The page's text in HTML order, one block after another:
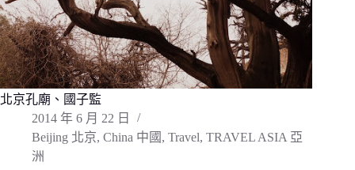
北京孔廟、國子監
2014 年 6 月 22 日
Beijing 北京, China 中國 , Travel, TRAVEL ASIA 亞
洲